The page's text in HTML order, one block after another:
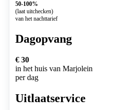
50-100%
(laat uitchecken)
van het nachttarief
Dagopvang
€ 30
in het huis van Marjolein
per dag
Uitlaatservice